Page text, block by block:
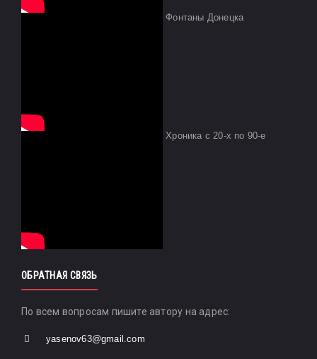
Фонтаны Донецка
Хроника с 20-х по 90-е
ОБРАТНАЯ СВЯЗЬ
По всем вопросам пишите автору на адрес:
yasenov63@gmail.com